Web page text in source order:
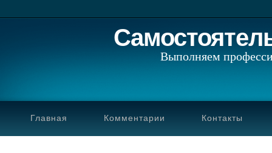
Выполняем
Главная Комментарии Контакты